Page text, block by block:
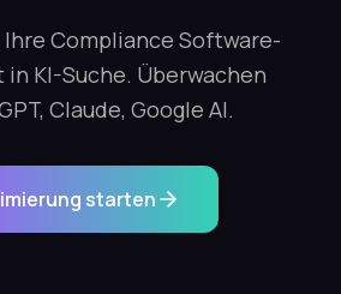
Compliance Software-
KI-Suche. Überwachen
Claude, Google AI.
starten